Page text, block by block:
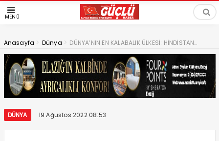
MENÜ
Anasayfa > Dünya > DÜNYA’NIN EN KALABALIK ÜLKESİ: HİNDİSTAN…
DÜNYA 19 Ağustos 2022 08:53